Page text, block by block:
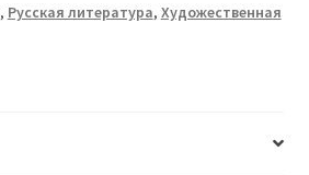
, Русская литература, Художественная